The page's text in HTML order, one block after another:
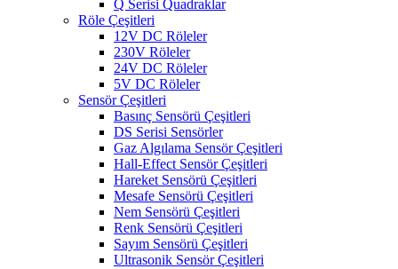
Q Serisi Quadraklar
Röle Çeşitleri
12V DC Röleler
230V Röleler
24V DC Röleler
5V DC Röleler
Sensör Çeşitleri
Basınç Sensörü Çeşitleri
DS Serisi Sensörler
Gaz Algılama Sensör Çeşitleri
Hall-Effect Sensör Çeşitleri
Hareket Sensörü Çeşitleri
Mesafe Sensörü Çeşitleri
Nem Sensörü Çeşitleri
Renk Sensörü Çeşitleri
Sayım Sensörü Çeşitleri
Ultrasonik Sensör Çeşitleri